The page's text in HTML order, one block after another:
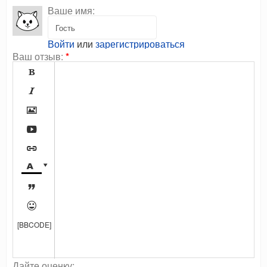
Ваше имя:
Войти или зарегистрироваться
Ваш отзыв: *









[BBCODE]